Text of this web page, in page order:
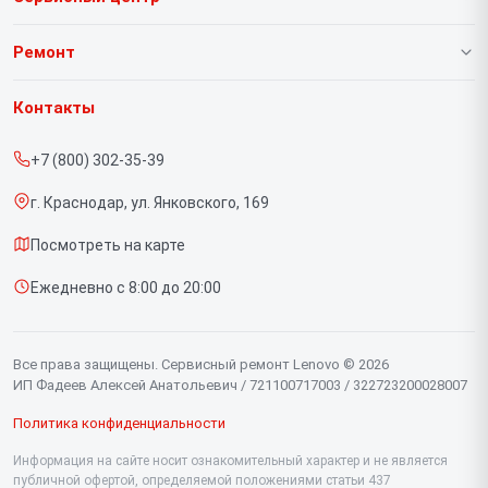
О нашем сервисе
Срочный ремонт
Доставка и способы оплаты
Диагностика
Контакты
Ремонт
Ноутбуков
Контакты
+7 (800) 302-35-39
г. Краснодар, ул. Янковского, 169
Посмотреть на карте
Ежедневно с 8:00 до 20:00
Все права защищены. Сервисный ремонт Lenovo © 2026
ИП Фадеев Алексей Анатольевич / 721100717003 / 322723200028007
Политика конфиденциальности
Информация на сайте носит ознакомительный характер и не является
публичной офертой, определяемой положениями статьи 437